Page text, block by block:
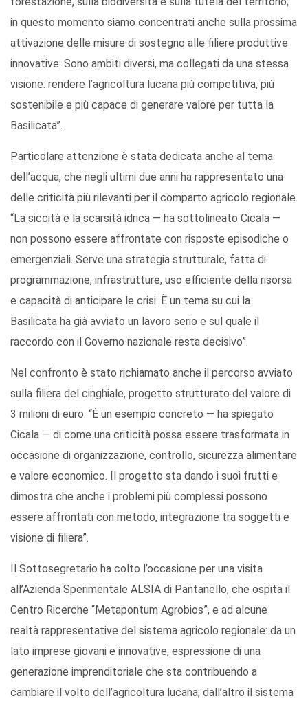
in questo momento siamo concentrati anche sulla prossima
attivazione delle misure di sostegno alle filiere produttive
innovative. Sono ambiti diversi, ma collegati da una stessa
visione: rendere l’agricoltura lucana più competitiva, più
sostenibile e più capace di generare valore per tutta la
Basilicata”.
Particolare attenzione è stata dedicata anche al tema
dell’acqua, che negli ultimi due anni ha rappresentato una
delle criticità più rilevanti per il comparto agricolo regionale.
“La siccità e la scarsità idrica — ha sottolineato Cicala —
non possono essere affrontate con risposte episodiche o
emergenziali. Serve una strategia strutturale, fatta di
programmazione, infrastrutture, uso efficiente della risorsa
e capacità di anticipare le crisi. È un tema su cui la
Basilicata ha già avviato un lavoro serio e sul quale il
raccordo con il Governo nazionale resta decisivo”.
Nel confronto è stato richiamato anche il percorso avviato
sulla filiera del cinghiale, progetto strutturato del valore di
3 milioni di euro. “È un esempio concreto — ha spiegato
Cicala — di come una criticità possa essere trasformata in
occasione di organizzazione, controllo, sicurezza alimentare
e valore economico. Il progetto sta dando i suoi frutti e
dimostra che anche i problemi più complessi possono
essere affrontati con metodo, integrazione tra soggetti e
visione di filiera”.
Il Sottosegretario ha colto l’occasione per una visita
all’Azienda Sperimentale ALSIA di Pantanello, che ospita il
Centro Ricerche “Metapontum Agrobios”, e ad alcune
realtà rappresentative del sistema agricolo regionale: da un
lato imprese giovani e innovative, espressione di una
generazione imprenditoriale che sta contribuendo a
cambiare il volto dell’agricoltura lucana; dall’altro il sistema